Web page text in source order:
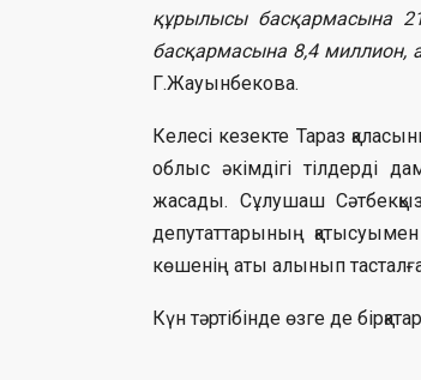
құрылысы басқармасына
басқармасына 8,4 миллион,
Г.Жауынбекова.
Келесі кезекте Тараз
облыс әкімдігі тілдерді
жасады. Сұлушаш
депутаттарының
көшенің аты алынып
Күн тәртібінде өзге де